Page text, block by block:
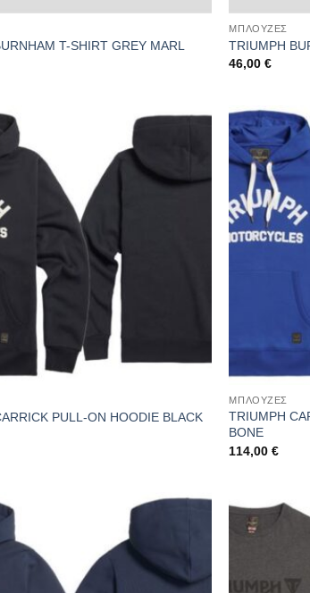
T-SHIRT GREY MARL
ΜΠΛΟΥΖΕΣ
TRIUMPH
46,00€
PULL-ON HOODIE BLACK
ΜΠΛΟΥΖΕΣ
TRIUMPH
BONE
114,00€